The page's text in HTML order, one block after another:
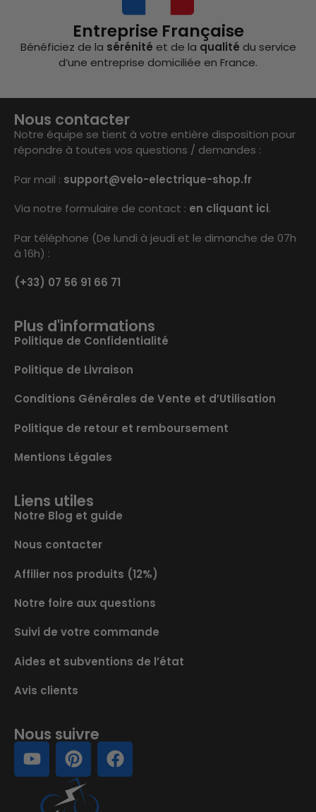
Entreprise Française
Bénéficiez de la sérénité et de la qualité du service
d’une entreprise domiciliée en France.
Nous contacter
Notre équipe se tient à votre entière disposition pour
répondre à toutes vos questions / demandes :
Par mail : support@velo-electrique-shop.fr
Via notre formulaire de contact : en cliquant ici.
Par téléphone (De lundi à jeudi et le dimanche de 07h
à 16h) :
(+33) 07 56 91 66 71
Plus d'informations
Politique de Confidentialité
Politique de Livraison
Conditions Générales de Vente et d’Utilisation
Politique de retour et remboursement
Mentions Légales
Liens utiles
Notre Blog et guide
Nous contacter
Affilier nos produits (12%)
Notre foire aux questions
Suivi de votre commande
Aides et subventions de l’état
Avis clients
Nous suivre